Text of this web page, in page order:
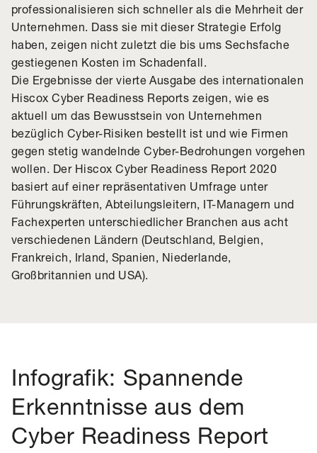
professionalisieren sich schneller als die Mehrheit der
Unternehmen. Dass sie mit dieser Strategie Erfolg
haben, zeigen nicht zuletzt die bis ums Sechsfache
gestiegenen Kosten im Schadenfall.
Die Ergebnisse der vierte Ausgabe des internationalen
Hiscox Cyber Readiness Reports zeigen, wie es
aktuell um das Bewusstsein von Unternehmen
bezüglich Cyber-Risiken bestellt ist und wie Firmen
gegen stetig wandelnde Cyber-Bedrohungen vorgehen
wollen. Der Hiscox Cyber Readiness Report 2020
basiert auf einer repräsentativen Umfrage unter
Führungskräften, Abteilungsleitern, IT-Managern und
Fachexperten unterschiedlicher Branchen aus acht
verschiedenen Ländern (Deutschland, Belgien,
Frankreich, Irland, Spanien, Niederlande,
Großbritannien und USA).
Infografik: Spannende
Erkenntnisse aus dem
Cyber Readiness Report